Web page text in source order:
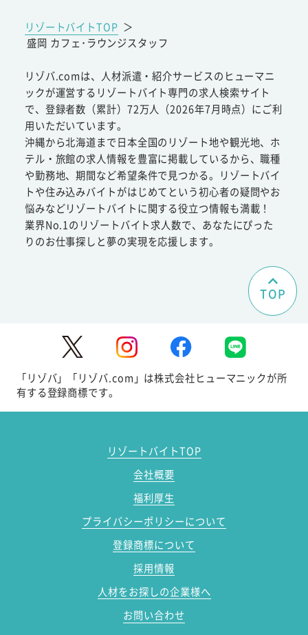
リゾートバイトTOP ＞
盛岡 カフェ･ラウンジスタッフ
リゾバ.comは、人材派遣・紹介サービスのヒューマニ
ックが運営するリゾートバイト専門の求人検索サイト
で、登録者数（累計）72万人（2026年7月時点）にご利
用いただいています。
沖縄から北海道まで日本全国のリゾート地や観光地、ホ
テル・旅館の求人情報を豊富に掲載しているから、職種
や勤務地、期間など希望条件で見つかる。リゾートバイ
トや住み込みバイトがはじめてという初心者の疑問やお
悩みなどリゾートバイトに関する役立つ情報も満載！
業界No.1のリゾートバイト求人数で、あなたにぴった
りのお仕事探しと夢の実現を応援します。
TOP
「リゾバ」「リゾバ.com」は株式会社ヒューマニックが所
有する登録商標です。
リゾートバイトTOP
会社概要
福利厚生
プライバシーポリシーについて
登録商標について
採用情報
人材をお探しの企業様へ
お問い合わせ